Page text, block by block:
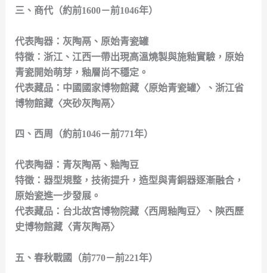
三、商代（約前1600－前1046年）
代表陶器：灰陶鬲、原始青瓷罐
特徵：浙江、江西一帶出現高溫燒製與施釉實驗，原始
青瓷開始萌芽，釉層尚不穩定。
代表藏品：中國國家博物館藏〈原始青瓷罐〉、浙江省
博物館藏〈夾砂灰陶鬲〉
四、西周（約前1046－前771年）
代表陶器：青灰陶鬲、釉陶豆
特徵：器型規整，技術提升，造型與青銅器逐漸融合，
原始瓷進一步發展。
代表藏品：台北故宮博物院藏〈西周釉陶豆〉、陝西歷
史博物館藏〈青灰陶鬲〉
五、春秋戰國（前770－前221年）